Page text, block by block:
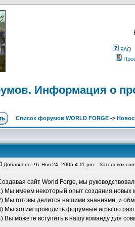
FAQ
Информация о
Список форумов WORLD FORGE ->
Добавлено: Чт Ноя 24, 2005 4:11 pm Заголовок
сайт World Forge, мы
Мы имеем некоторый опыт создания новых
Мы готовы делится нашими знаниями, и
Мы хотим проводить форумные игры по
Вы можете вступить в нашу команду для